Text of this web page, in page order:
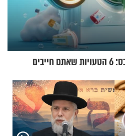
אחרי תשעה באב חוזרים לכבס: 6 הטעויות שאתם חייבים